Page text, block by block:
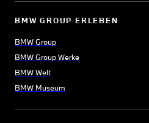
BMW GROUP ERLEBEN
BMW Group
BMW Group Werke
BMW Welt
BMW Museum